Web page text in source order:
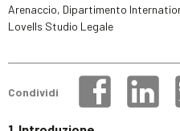
Arenaccio, Dipartimento
Lovells Studio Legale
Condividi